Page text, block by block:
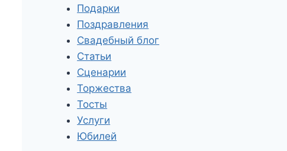
Подарки
Поздравления
Свадебный блог
Статьи
Сценарии
Торжества
Тосты
Услуги
Юбилей